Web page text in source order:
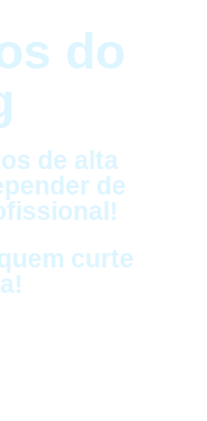
do
de alta
de
curte